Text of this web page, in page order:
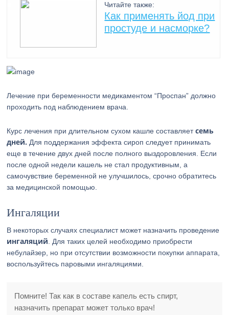
Читайте также:
Как применять йод при
простуде и насморке?
Лечение при беременности медикаментом “Проспан” должно
проходить под наблюдением врача.
Курс лечения при длительном сухом кашле составляетсемь
дней. Для поддержания эффекта сироп следует принимать
еще в течение двух дней после полного выздоровления. Если
после одной недели кашель не стал продуктивным, а
самочувствие беременной не улучшилось, срочно обратитесь
за медицинской помощью.
Ингаляции
В некоторых случаях специалист может назначить проведение
ингаляций . Для таких целей необходимо приобрести
небулайзер, но при отсутствии возможности покупки аппарата,
воспользуйтесь паровыми ингаляциями.
Помните! Так как в составе капель есть спирт,
назначить препарат может только врач!